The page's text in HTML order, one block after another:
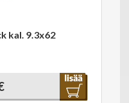
kal. 9.3x62